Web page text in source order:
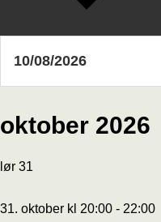
oktober 2026
lør 31
31. oktober kl 20:00 - 22:00